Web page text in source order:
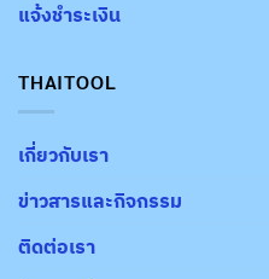
แจ้งชำระเงิน
THAITOOL
เกี่ยวกับเรา
ข่าวสารและกิจกรรม
ติดต่อเรา